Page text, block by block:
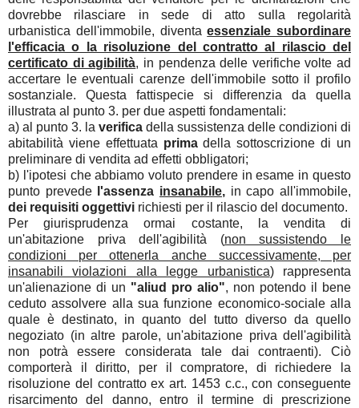
dovrebbe rilasciare in sede di atto sulla regolarità
urbanistica dell'immobile, diventaessenziale subordinare
l'efficacia o la risoluzione del contratto al rilascio del
certificato di agibilità, in pendenza delle verifiche volte ad
accertare le eventuali carenze dell'immobile sotto il profilo
sostanziale. Questa fattispecie si differenzia da quella
illustrata al punto 3. per due aspetti fondamentali:
a) al punto 3. la verifica della sussistenza delle condizioni di
abitabilità viene effettuata primadella sottoscrizione di un
preliminare di vendita ad effetti obbligatori;
b) l'ipotesi che abbiamo voluto prendere in esame in questo
punto prevede l'assenza insanabile, in capo all'immobile,
dei requisiti oggettivi richiesti per il rilascio del documento.
Per giurisprudenza ormai costante, la vendita di
un'abitazione priva dell'agibilità (non sussistendo le
condizioni per ottenerla anche successivamente, per
insanabili violazioni alla legge urbanistica) rappresenta
un'alienazione di un "aliud pro alio", non potendo il bene
ceduto assolvere alla sua funzione economico-sociale alla
quale è destinato, in quanto del tutto diverso da quello
negoziato (in altre parole, un'abitazione priva dell'agibilità
non potrà essere considerata tale dai contraenti). Ciò
comporterà il diritto, per il compratore, di richiedere la
risoluzione del contratto ex art. 1453 c.c., con conseguente
risarcimento del danno, entro il termine di prescrizione